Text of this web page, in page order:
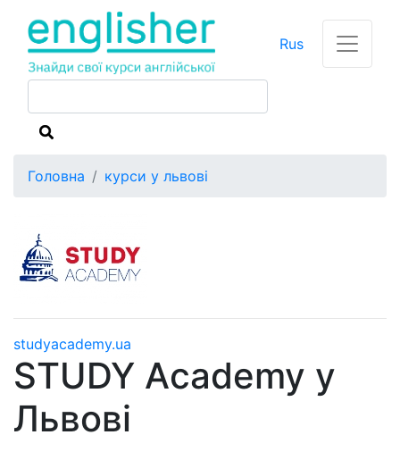
Rus
Головна курси у львові
studyacademy.ua
STUDY Academy у
Львові